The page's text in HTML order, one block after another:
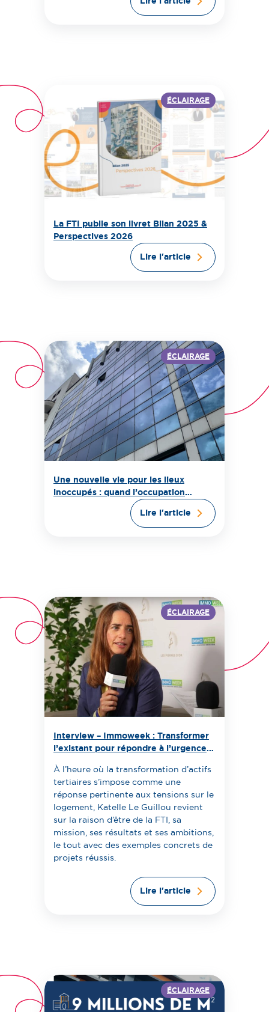
ÉCLAIRAGE
La FTI publie son livret Bilan 2025 &
Perspectives 2026
Lire l'article
ÉCLAIRAGE
Une nouvelle vie pour les lieux
inoccupés : quand l’occupation
temporaire crée du sens et de la
Lire l'article
ÉCLAIRAGE
Interview – Immoweek : Transformer
l’existant pour répondre à l’urgence
À l’heure où la transformation d’actifs
tertiaires s’impose comme une
réponse pertinente aux tensions sur le
logement, Katelle Le Guillou revient
sur la raison d’être de la FTI, sa
mission, ses résultats et ses ambitions,
le tout avec des exemples concrets de
projets réussis.
Lire l'article
ÉCLAIRAGE